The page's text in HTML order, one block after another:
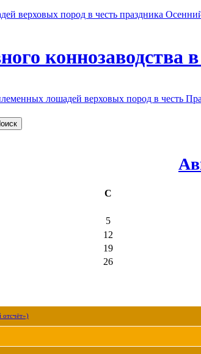
верховых пород в честь праздника
коннозаводства в
лошадей верховых пород в честь
С
5
12
19
26